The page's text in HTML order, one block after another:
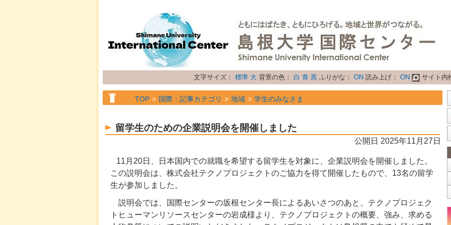
文字サイズ： 標準 大 背景の色： 白 青 黒 ふりがな： ON 読み上げ： ON サイト内
TOP 国際：記事カテゴリ 地域 学生のみなさま
TOP 国際：記事カテゴリ 属性 トピックス
留学生のための企業説明会を開催しました
公開日 2025年11月27日
11月20日、日本国内での就職を希望する留学生を対象に、企業説明会を開催しました。
この説明会は、株式会社テクノプロジェクトのご協力を得て開催したもので、13名の留学
生が参加しました。
説明会では、国際センターの坂根センター長によるあいさつのあと、テクノプロジェク
トヒューマンリソースセンターの岩成様より、テクノプロジェクトの概要、強み、求める